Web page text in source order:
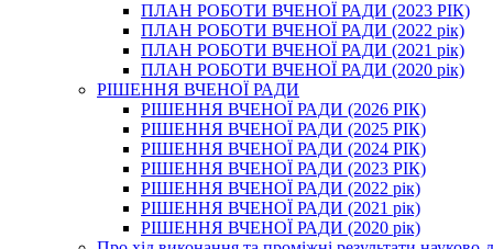
ПЛАН РОБОТИ ВЧЕНОЇ РАДИ (2023 РІК)
ПЛАН РОБОТИ ВЧЕНОЇ РАДИ (2022 рік)
ПЛАН РОБОТИ ВЧЕНОЇ РАДИ (2021 рік)
ПЛАН РОБОТИ ВЧЕНОЇ РАДИ (2020 рік)
РІШЕННЯ ВЧЕНОЇ РАДИ
РІШЕННЯ ВЧЕНОЇ РАДИ (2026 РІК)
РІШЕННЯ ВЧЕНОЇ РАДИ (2025 РІК)
РІШЕННЯ ВЧЕНОЇ РАДИ (2024 РІК)
РІШЕННЯ ВЧЕНОЇ РАДИ (2023 РІК)
РІШЕННЯ ВЧЕНОЇ РАДИ (2022 рік)
РІШЕННЯ ВЧЕНОЇ РАДИ (2021 рік)
РІШЕННЯ ВЧЕНОЇ РАДИ (2020 рік)